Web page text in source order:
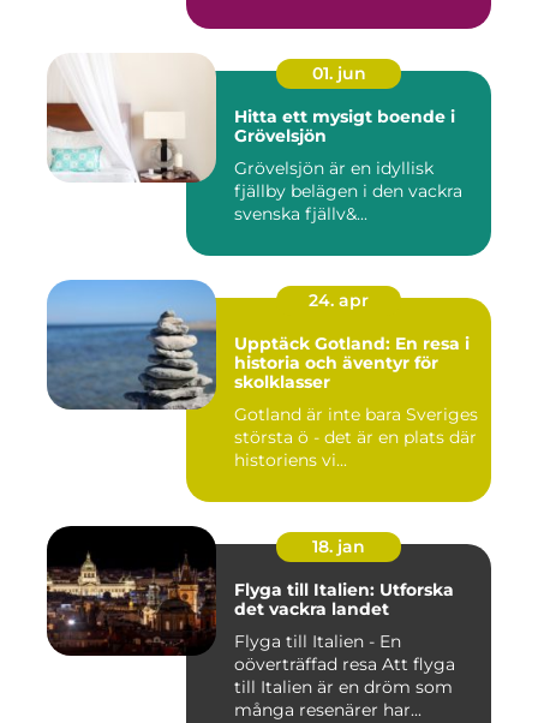
01. jun
Hitta ett mysigt boende i
Grövelsjön
Grövelsjön är en idyllisk
fjällby belägen i den vackra
svenska fjällv&...
24. apr
Upptäck Gotland: En resa i
historia och äventyr för
skolklasser
Gotland är inte bara Sveriges
största ö - det är en plats där
historiens vi...
18. jan
Flyga till Italien: Utforska
det vackra landet
Flyga till Italien - En
oöverträffad resa Att flyga
till Italien är en dröm som
många resenärer har...